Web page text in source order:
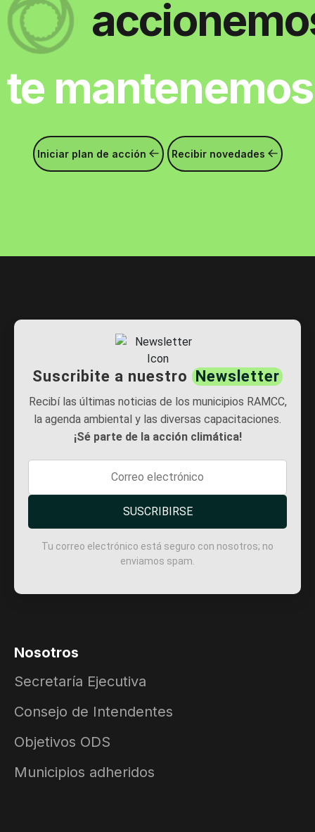
Iniciar plan de acción Recibir novedades
Suscribite a nuestro Newsletter
Recibí las últimas noticias de los municipios RAMCC,
la agenda ambiental y las diversas capacitaciones.
¡Sé parte de la acción climática!
SUSCRIBIRSE
Tu correo electrónico está seguro con nosotros; no
enviamos spam.
Nosotros
Secretaría Ejecutiva
Consejo de Intendentes
Objetivos ODS
Municipios adheridos